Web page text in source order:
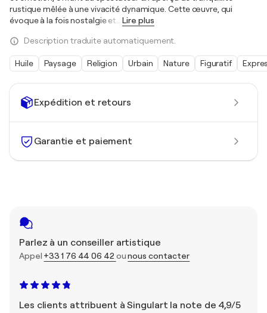
Expédition et retours
Garantie et paiement
Parlez à un conseiller artistique
Appel +33 1 76 44 06 42ounous contacter
Les clients attribuent à Singulart la note de 4,9/5
rustique mêlée à une vivacité dynamique. Cette œuvre, qui
évoque à la fois nostalgie et… Lire plus
Description traduite automatiquement.
Huile Paysage Religion Urbain Nature Figuratif